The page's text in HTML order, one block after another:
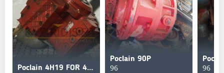
Poclain 4H19 FOR 44 472
Poclain 90P
96 96